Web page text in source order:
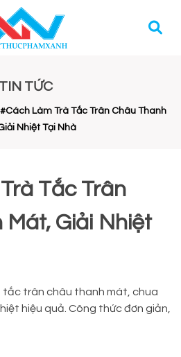
TIN TỨC
#Cách Làm Trà Tắc Trân Châu Thanh
Nhiệt Tại Nhà
Tắc Trân
Mát, Giải Nhiệt
tắc trân châu thanh mát, chua
hiệu quả. Công thức đơn giản,